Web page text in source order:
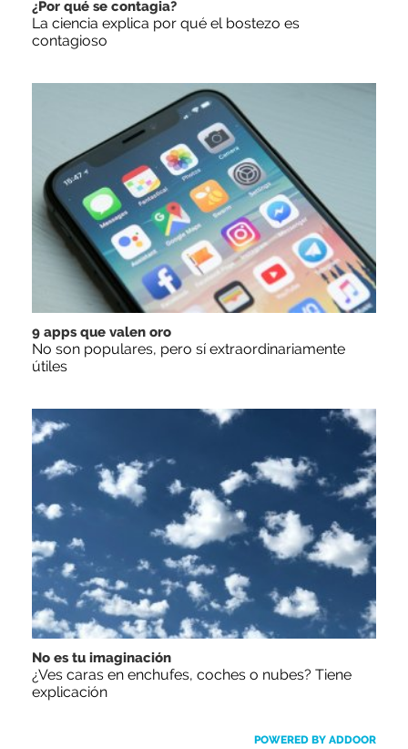
¿Por qué se contagia?
La ciencia explica por qué el bostezo es
contagioso
9 apps que valen oro
No son populares, pero sí extraordinariamente
útiles
No es tu imaginación
¿Ves caras en enchufes, coches o nubes? Tiene
explicación
POWERED BY ADDOOR